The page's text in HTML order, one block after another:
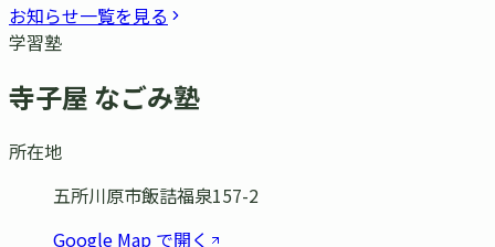
お知らせ一覧を見る
学習塾
寺子屋 なごみ塾
所在地
五所川原市飯詰福泉157-2
Google Map で開く